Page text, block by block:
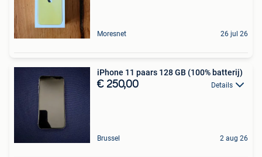
Moresnet 26 jul 26
iPhone 11 paars 128 GB (100% batterij)
€ 250,00 Details
Brussel 2 aug 26